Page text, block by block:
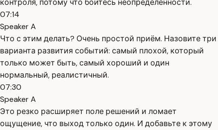
контроля, потому что боитесь неопределённости.
07:14
Speaker A
Что с этим делать? Очень простой приём. Назовите три
варианта развития событий: самый плохой, который
только может быть, самый хороший и один
нормальный, реалистичный.
07:30
Speaker A
Это резко расширяет поле решений и ломает
ощущение, что выход только один. И добавьте к этому